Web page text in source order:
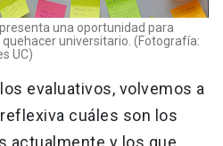
una oportunidad para
universitario. (Fotografía:
UC)
evaluativos, volvemos a
cuáles son los